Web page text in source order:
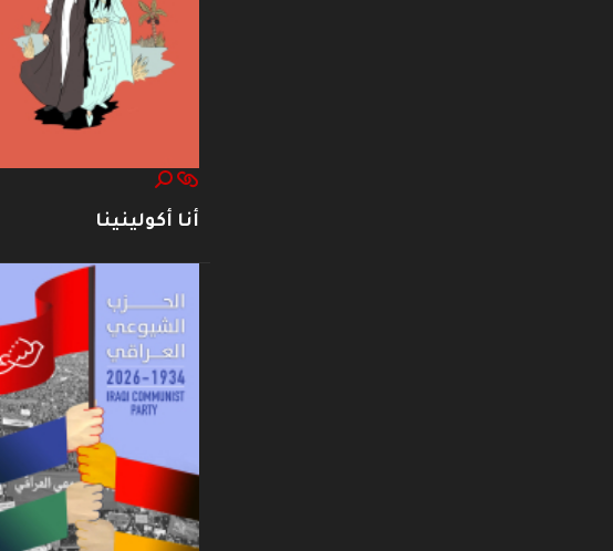
أنا أكولينينا